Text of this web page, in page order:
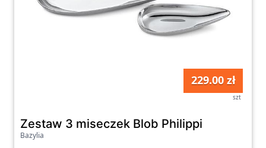
229.00 zł
szt
Zestaw 3 miseczek Blob Philippi
Bazylia